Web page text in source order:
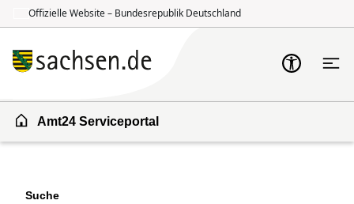
Offizielle Website – Bundesrepublik Deutschland
Amt24 Serviceportal
Suche